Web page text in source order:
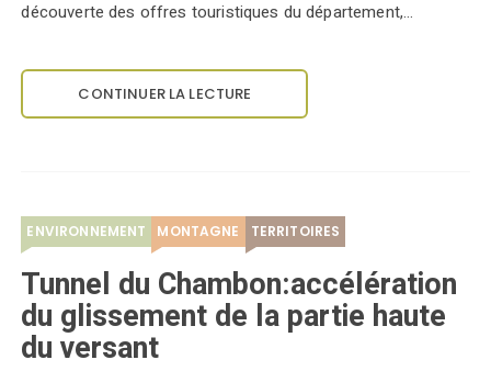
découverte des offres touristiques du département,…
CONTINUER LA LECTURE
ENVIRONNEMENT MONTAGNE TERRITOIRES
Tunnel du Chambon:accélération
du glissement de la partie haute
du versant